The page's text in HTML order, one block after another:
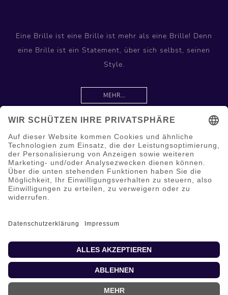
Eine Brille ist eine Brille ist mehr als eine Brille! Denn
eine Brille ist ein Statement, über sich selbst, seinen
Style.
MEHR...
Information
Hilfe & Service
Copyright © 2026 shop.optik.one. Alle Rechte vorbehalten.